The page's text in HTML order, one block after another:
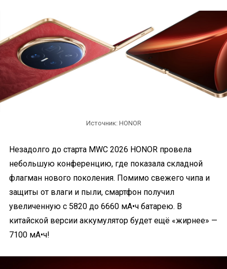
Источник: HONOR
Незадолго до старта MWC 2026 HONOR провела
небольшую конференцию, где показала складной
флагман нового поколения. Помимо свежего чипа и
защиты от влаги и пыли, смартфон получил
увеличенную с 5820 до 6660 мА•ч батарею. В
китайской версии аккумулятор будет ещё «жирнее» —
7100 мА•ч!